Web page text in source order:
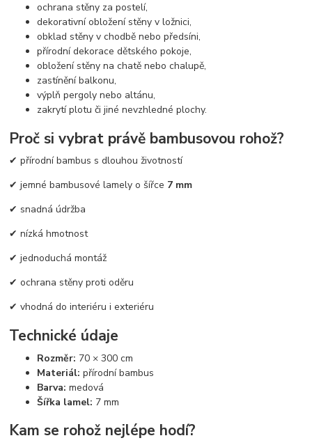
ochrana stěny za postelí,
dekorativní obložení stěny v ložnici,
obklad stěny v chodbě nebo předsíni,
přírodní dekorace dětského pokoje,
obložení stěny na chatě nebo chalupě,
zastínění balkonu,
výplň pergoly nebo altánu,
zakrytí plotu či jiné nevzhledné plochy.
Proč si vybrat právě bambusovou rohož?
✔ přírodní bambus s dlouhou životností
✔ jemné bambusové lamely o šířce 7 mm
✔ snadná údržba
✔ nízká hmotnost
✔ jednoduchá montáž
✔ ochrana stěny proti oděru
✔ vhodná do interiéru i exteriéru
Technické údaje
Rozměr: 70 × 300 cm
Materiál: přírodní bambus
Barva: medová
Šířka lamel: 7 mm
Kam se rohož nejlépe hodí?